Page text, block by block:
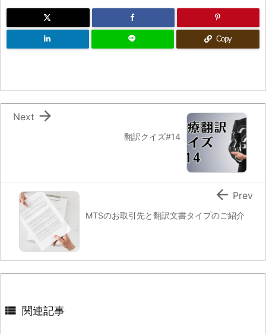
Copy
翻訳クイズ#14

Next
MTSのお取引先と翻訳文書タイプのご紹介
 Prev
 関連記事